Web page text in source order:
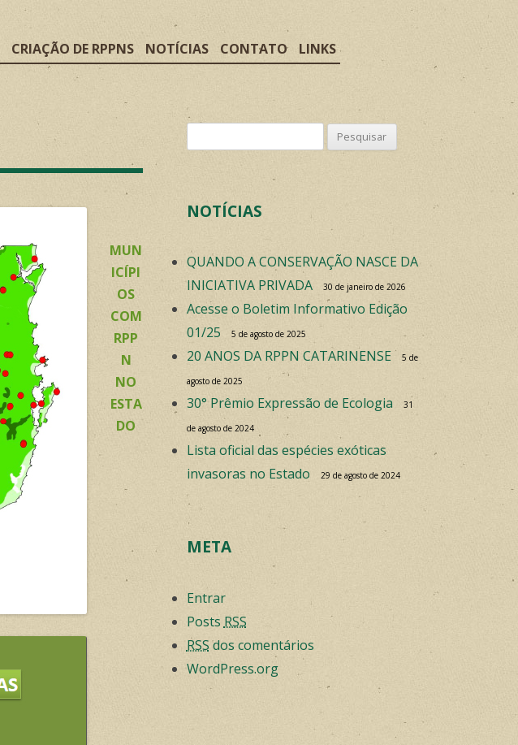
CRIAÇÃO DE RPPNS NOTÍCIAS CONTATO LINKS
MUN
ICÍPI
OS
COM
RPP
N
NO
ESTA
DO
NOTÍCIAS
QUANDO A CONSERVAÇÃO NASCE DA
INICIATIVA PRIVADA
30 de janeiro de 2026
Acesse o Boletim Informativo Edição
01/25
5 de agosto de 2025
20 ANOS DA RPPN CATARINENSE 5 de
agosto de 2025
30° Prêmio Expressão de Ecologia 31
de agosto de 2024
Lista oficial das espécies exóticas
invasoras no Estado
29 de agosto de 2024
META
Entrar
Posts RSS
RSSdos comentários
WordPress.org